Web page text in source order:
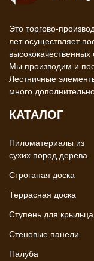
Это торгово-
лет осуществляет
Мы производим и
Лестничные
много
КАТАЛОГ
Пиломатериалы из
сухих пород дерева
Строганая доска
Террасная доска
Ступень для крыльца
Стеновые панели
Палуба